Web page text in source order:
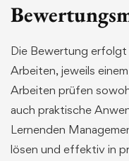
Die Bewertung
Arbeiten, jeweils
Arbeiten prüfen
auch praktische
Lernenden
lösen und effektiv in